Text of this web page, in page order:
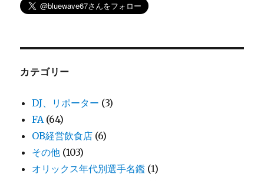
カテゴリー
DJ、リポーター (3)
FA (64)
OB経営飲食店 (6)
その他 (103)
オリックス年代別選手名鑑 (1)